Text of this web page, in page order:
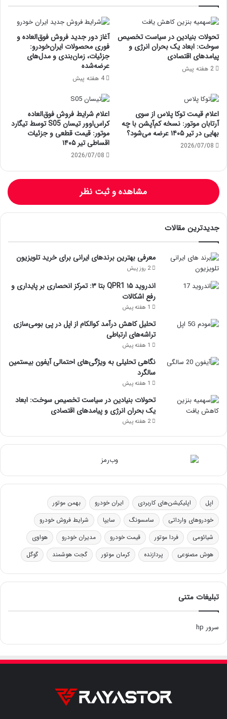
تحولات بنیادین در سیاست تخصیص
سوخت: ابعاد یک بحران انرژی و
پیامدهای اقتصادی
2 هفته پیش
آغاز دور جدید فروش فوق‌العاده و
فوری محصولات ایران‌خودرو:
جزئیات، زمان‌بندی و مدل‌های
عرضه‌شده
4 هفته پیش
اعلام قیمت توکا پلاس از سوی
آرتابان موتور: نسخه کم‌آپشن با چه
بهایی در تیر ۱۴۰۵ عرضه می‌شود؟
2026/07/08
اعلام شرایط فروش فوق‌العاده
کراس‌اوور تیسان S05 توسط تیگارد
موتور: قیمت قطعی و جزئیات
اقساطی تیر ۱۴۰۵
2026/07/08
مشاهده و ثبت نظر
جدیدترین مقالات
معرفی بهترین برندهای ایرانی برای خرید تلویزیون
2 روز پیش
اندروید ۱۵ QPR1 بتا ۳: تمرکز انحصاری بر پایداری و
رفع اشکالات
1 هفته پیش
تحلیل کاهش درآمد کوالکام از اپل در پی بومی‌سازی
تراشه‌های ارتباطی
1 هفته پیش
نگاهی تحلیلی به ویژگی‌های احتمالی آیفون بیستمین
سالگرد
1 هفته پیش
تحولات بنیادین در سیاست تخصیص سوخت: ابعاد
یک بحران انرژی و پیامدهای اقتصادی
2 هفته پیش
اپل اپلیکیشن‌های کاربردی ایران خودرو
بهمن موتور
خودروهای وارداتی
سامسونگ سایپا
شرایط فروش خودرو
شیائومی
فردا موتور قیمت خودرو مدیران خودرو
هواوی
هوش مصنوعی
پردازنده کرمان موتور گجت هوشمند گوگل
تبلیغات متنی
سرور hp